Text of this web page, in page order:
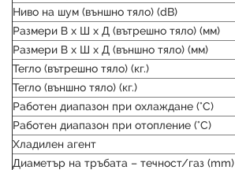
Ниво на шум (външно тяло) (dB)
Размери В х Ш х Д (вътрешно тяло) (мм)
Размери В х Ш х Д (външно тяло) (мм)
Тегло (вътрешно тяло) (кг.)
Тегло (външно тяло) (кг.)
Работен диапазон при охлаждане (°C)
Работен диапазон при отопление (°C)
Хладилен агент
Диаметър на тръбата – течност/газ (mm)